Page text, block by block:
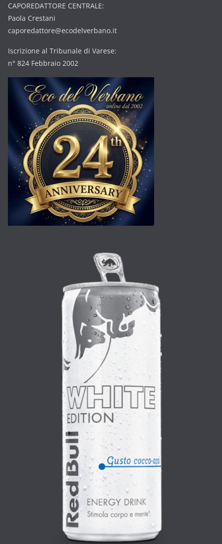
CAPOREDATTORE CENTRALE:
Paola Crestani
caporedattore@ecodelverbano.it
Iscrizione al Tribunale di Varese:
n° 824 Febbraio 2002